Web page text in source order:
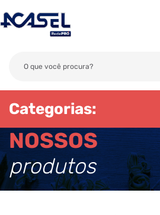
Categorias:
NOSSOS
produtos